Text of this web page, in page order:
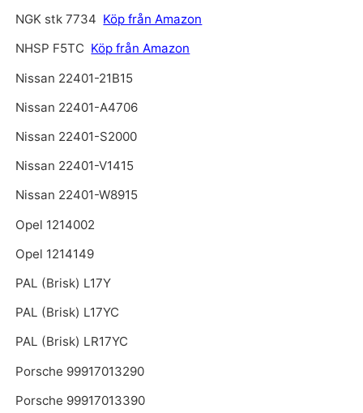
NGK stk 7734 Köp från Amazon
NHSP F5TC Köp från Amazon
Nissan 22401-21B15
Nissan 22401-A4706
Nissan 22401-S2000
Nissan 22401-V1415
Nissan 22401-W8915
Opel 1214002
Opel 1214149
PAL (Brisk) L17Y
PAL (Brisk) L17YC
PAL (Brisk) LR17YC
Porsche 99917013290
Porsche 99917013390